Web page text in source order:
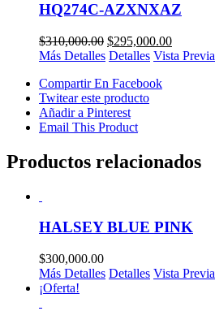
HQ274C-AZXNXAZ
$310,000.00 $295,000.00
Más Detalles Detalles Vista Previa
Compartir En Facebook
Twitear este producto
Añadir a Pinterest
Email This Product
Productos relacionados
HALSEY BLUE PINK
$300,000.00
Más Detalles Detalles Vista Previa
¡Oferta!